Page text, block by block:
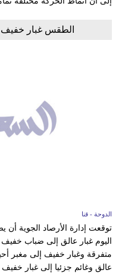
الطقس غبار
الدوحة - قنا
توقعت إدارة الأرصاد الجوية
اليوم غبار عالق إلى ضباب
متفرقة وغبار خفيف إلى مغبر
عالق وغائم جزئيا إلى غبار